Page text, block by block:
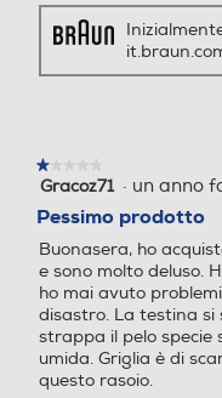
★★★★★
★★★★★
1
5
stelle.
Gracoz71 · un anno
Pessimo prodotto
Buonasera, ho
e sono molto deluso.
ho mai avuto
disastro. La testina si
strappa il pelo specie
umida. Griglia è di
questo rasoio.